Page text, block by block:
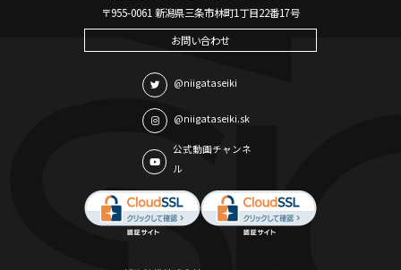
〒955-0061 新潟県三条市林町1丁目22番17号
お問い合わせ
@niigataseiki
@niigataseiki.sk
公式動画チャンネ
ル